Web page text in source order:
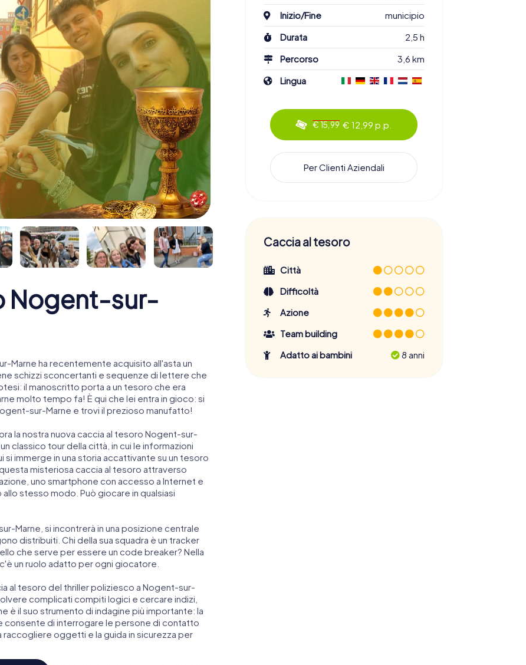
Nogent-sur-
Marne ha recentemente acquisito all'asta un
schizzi sconcertanti e sequenze di lettere che
il manoscritto porta a un tesoro che era
molto tempo fa! È qui che lei entra in gioco: si
sur-Marne e trovi il prezioso manufatto!
la nostra nuova caccia al tesoro Nogent-sur-
classico tour della città, in cui le informazioni
si immerge in una storia accattivante su un tesoro
misteriosa caccia al tesoro attraverso
uno smartphone con accesso a Internet e
stesso modo. Può giocare in qualsiasi
Marne, si incontrerà in una posizione centrale
distribuiti. Chi della sua squadra è un tracker
che serve per essere un code breaker? Nella
un ruolo adatto per ogni giocatore.
al tesoro del thriller poliziesco a Nogent-sur-
complicati compiti logici e cercare indizi,
è il suo strumento di indagine più importante: la
consente di interrogare le persone di contatto
raccogliere oggetti e la guida in sicurezza per
Inizio/Fine
municipio
Durata
2,5 h
Percorso
3,6 km
Lingua
€ 15,99 € 12,99 p.p.
Per Clienti Aziendali
Caccia al tesoro
Città
Difficoltà
Azione
Team building
Adatto ai bambini
8 anni